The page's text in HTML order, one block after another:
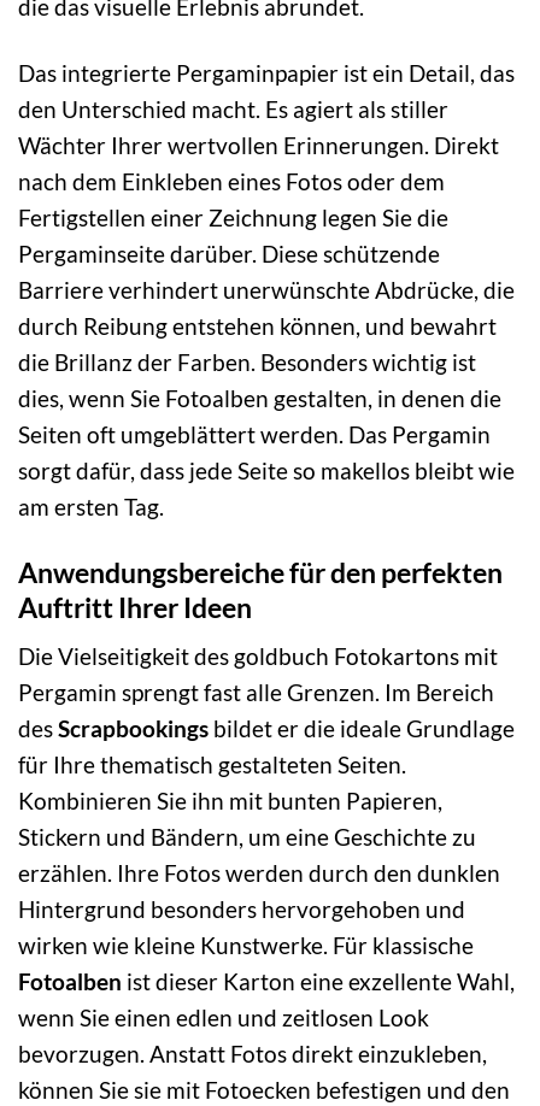
die das visuelle Erlebnis abrundet.
Das integrierte Pergaminpapier ist ein Detail, das
den Unterschied macht. Es agiert als stiller
Wächter Ihrer wertvollen Erinnerungen. Direkt
nach dem Einkleben eines Fotos oder dem
Fertigstellen einer Zeichnung legen Sie die
Pergaminseite darüber. Diese schützende
Barriere verhindert unerwünschte Abdrücke, die
durch Reibung entstehen können, und bewahrt
die Brillanz der Farben. Besonders wichtig ist
dies, wenn Sie Fotoalben gestalten, in denen die
Seiten oft umgeblättert werden. Das Pergamin
sorgt dafür, dass jede Seite so makellos bleibt wie
am ersten Tag.
Anwendungsbereiche für den perfekten
Auftritt Ihrer Ideen
Die Vielseitigkeit des goldbuch Fotokartons mit
Pergamin sprengt fast alle Grenzen. Im Bereich
desScrapbookings bildet er die ideale Grundlage
für Ihre thematisch gestalteten Seiten.
Kombinieren Sie ihn mit bunten Papieren,
Stickern und Bändern, um eine Geschichte zu
erzählen. Ihre Fotos werden durch den dunklen
Hintergrund besonders hervorgehoben und
wirken wie kleine Kunstwerke. Für klassische
Fotoalben ist dieser Karton eine exzellente Wahl,
wenn Sie einen edlen und zeitlosen Look
bevorzugen. Anstatt Fotos direkt einzukleben,
können Sie sie mit Fotoecken befestigen und den